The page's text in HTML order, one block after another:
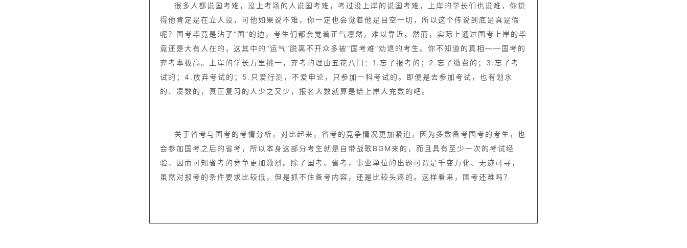
很多人都说国考难，没上考场的人说国考难，考过没上岸的说国考难，上岸的学长们也说难，你觉
得他肯定是在立人设，可他如果说不难，你一定也会觉着他是目空一切，所以这个传说到底是真是假
呢？国考毕竟是沾了“国”的边，考生们都会觉着正气凛然，难以靠近。然而，实际上通过国考上岸的毕
竟还是大有人在的，这其中的“运气”脱离不开众多被“国考难”劝退的考生。你不知道的真相——国考的
弃考率极高。上岸的学长万里挑一，弃考的理由五花八门：1.忘了报考的；2.忘了缴费的；3.忘了考
试的；4.放弃考试的；5.只爱行测，不爱申论，只参加一科考试的。即便是去参加考试，也有划水
的、凑数的，真正复习的人少之又少，报名人数就算是给上岸人充数的吧。
关于省考与国考的考情分析，对比起来，省考的竞争情况更加紧迫，因为多数备考国考的考生，也
会参加国考之后的省考，所以本身这部分考生就是自带战歌BGM来的，而且具有至少一次的考试经
验，因而可知省考的竞争更加激烈。除了国考、省考，事业单位的出题可谓是千变万化、无迹可寻，
虽然对报考的条件要求比较低，但是抓不住备考内容，还是比较头疼的。这样看来，国考还难吗？